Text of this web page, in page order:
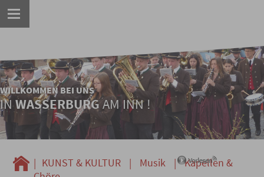
WILLKOMMEN BEI UNS
IN WASSERBURGAM INN !
| KUNST & KULTUR | Musik | Kapellen &